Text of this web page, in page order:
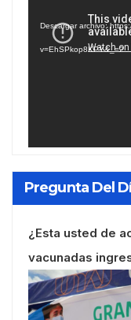
vídeo
Descargar archivo:
v=EhSPkop8KPY&_=2
Pregunta Del
¿Esta usted de
vacunadas